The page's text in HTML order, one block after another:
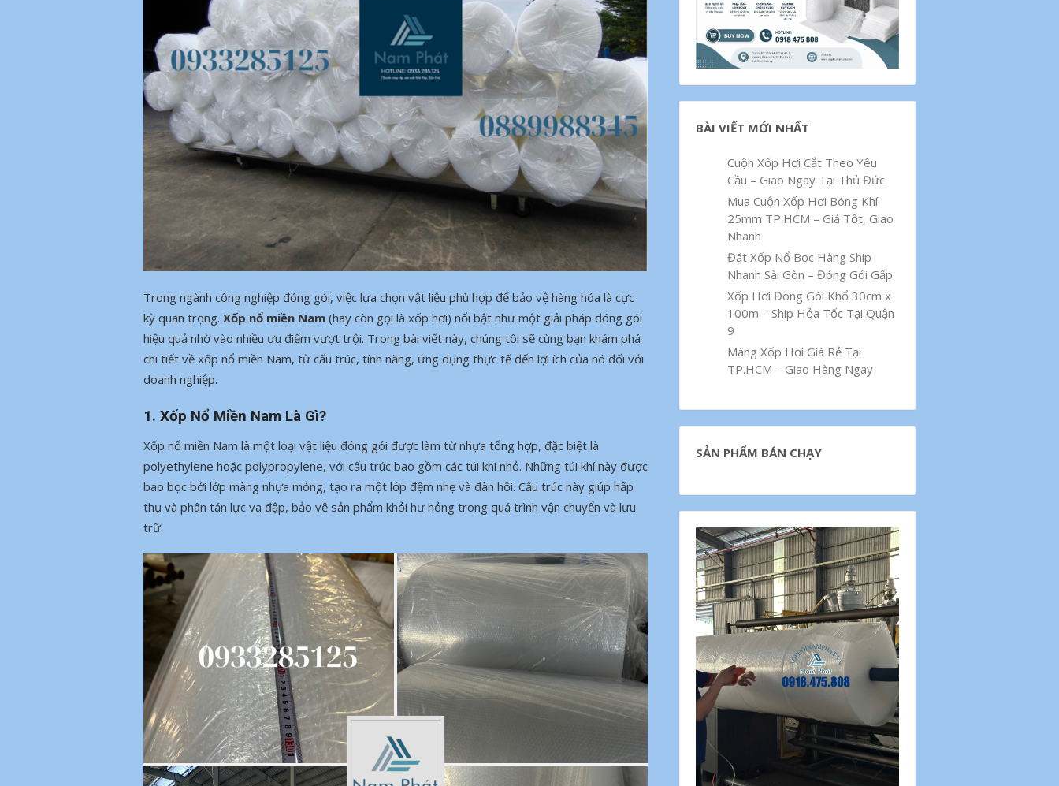
Trong ngành công nghiệp đóng gói, việc lựa chọn vật liệu phù hợp để bảo vệ hàng hóa là cực
kỳ quan trọng. Xốp nổ miền Nam (hay còn gọi là xốp hơi) nổi bật như một giải pháp đóng gói
hiệu quả nhờ vào nhiều ưu điểm vượt trội. Trong bài viết này, chúng tôi sẽ cùng bạn khám phá
chi tiết về xốp nổ miền Nam, từ cấu trúc, tính năng, ứng dụng thực tế đến lợi ích của nó đối với
doanh nghiệp.
1. Xốp Nổ Miền Nam Là Gì?
Xốp nổ miền Nam là một loại vật liệu đóng gói được làm từ nhựa tổng hợp, đặc biệt là
polyethylene hoặc polypropylene, với cấu trúc bao gồm các túi khí nhỏ. Những túi khí này được
bao bọc bởi lớp màng nhựa mỏng, tạo ra một lớp đệm nhẹ và đàn hồi. Cấu trúc này giúp hấp
thụ và phân tán lực va đập, bảo vệ sản phẩm khỏi hư hỏng trong quá trình vận chuyển và lưu
trữ.
BÀI VIẾT MỚI NHẤT
Cuộn Xốp Hơi Cắt Theo Yêu
Cầu – Giao Ngay Tại Thủ Đức
Mua Cuộn Xốp Hơi Bóng Khí
25mm TP.HCM – Giá Tốt, Giao
Nhanh
Đặt Xốp Nổ Bọc Hàng Ship
Nhanh Sài Gòn – Đóng Gói Gấp
Xốp Hơi Đóng Gói Khổ 30cm x
100m – Ship Hỏa Tốc Tại Quận
9
Màng Xốp Hơi Giá Rẻ Tại
TP.HCM – Giao Hàng Ngay
SẢN PHẨM BÁN CHẠY